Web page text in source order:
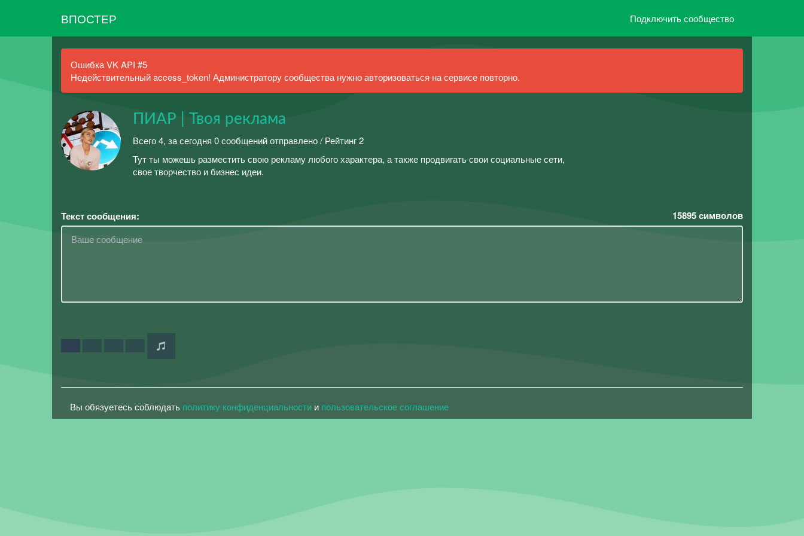
ВПОСТЕР Подключить сообщество
Ошибка VK API #5
Недействительный access_token! Администратору сообщества нужно авторизоваться на сервисе повторно.
ПИАР | Твоя реклама
Всего 4, за сегодня 0 сообщений отправлено / Рейтинг 2
Тут ты можешь разместить свою рекламу любого характера, а также продвигать свои социальные сети,
свое творчество и бизнес идеи.
Текст сообщения: 15895символов
Вы обязуетесь соблюдать политику конфиденциальности и пользовательское соглашение